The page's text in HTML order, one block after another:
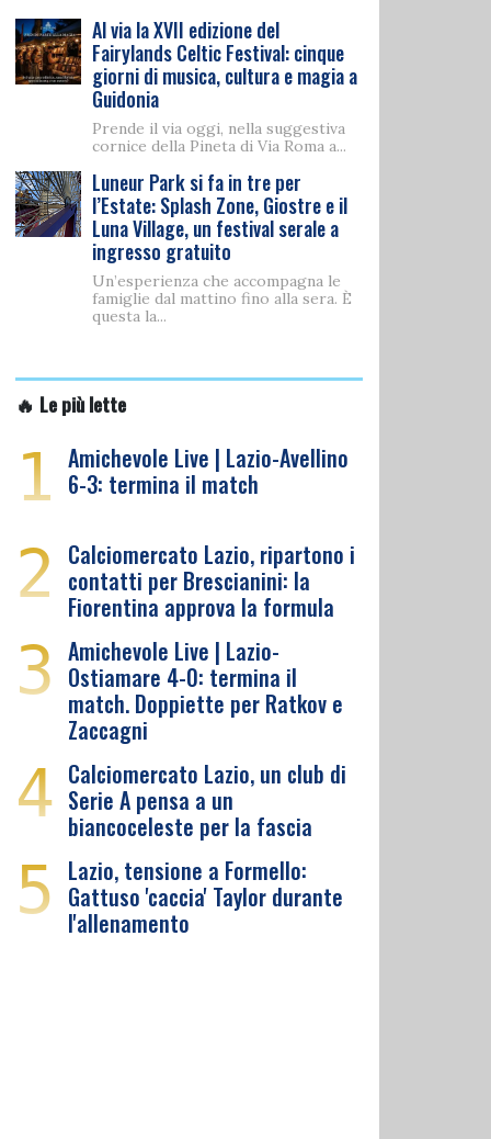
Al via la XVII edizione del
Fairylands Celtic Festival: cinque
giorni di musica, cultura e magia a
Guidonia
Prende il via oggi, nella suggestiva
cornice della Pineta di Via Roma a...
Luneur Park si fa in tre per
l’Estate: Splash Zone, Giostre e il
Luna Village, un festival serale a
ingresso gratuito
Un’esperienza che accompagna le
famiglie dal mattino fino alla sera. È
questa la...
🔥 Le più lette
1 Amichevole Live | Lazio-Avellino
6-3: termina il match
2 Calciomercato Lazio, ripartono i
contatti per Brescianini: la
Fiorentina approva la formula
3 Amichevole Live | Lazio-
Ostiamare 4-0: termina il
match. Doppiette per Ratkov e
Zaccagni
4 Calciomercato Lazio, un club di
Serie A pensa a un
biancoceleste per la fascia
5 Lazio, tensione a Formello:
Gattuso 'caccia' Taylor durante
l'allenamento